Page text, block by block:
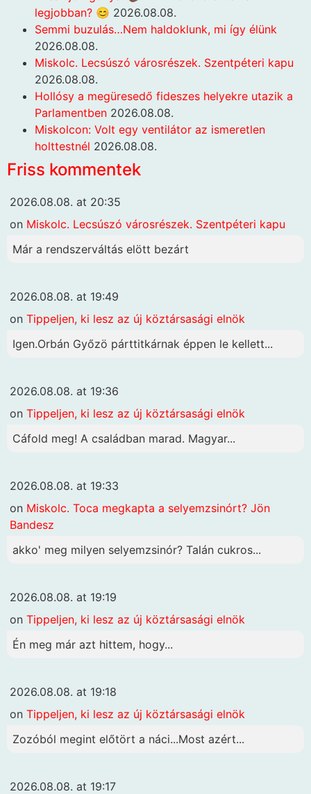
legjobban? 😊 2026.08.08.
Semmi buzulás…Nem haldoklunk, mi így élünk
2026.08.08.
Miskolc. Lecsúszó városrészek. Szentpéteri kapu
2026.08.08.
Hollósy a megüresedő fideszes helyekre utazik a
Parlamentben 2026.08.08.
Miskolcon: Volt egy ventilátor az ismeretlen
holttestnél 2026.08.08.
Friss kommentek
2026.08.08. at 20:35
on Miskolc. Lecsúszó városrészek. Szentpéteri kapu
Már a rendszerváltás elött bezárt
2026.08.08. at 19:49
on Tippeljen, ki lesz az új köztársasági elnök
Igen.Orbán Győzö párttitkárnak éppen le kellett...
2026.08.08. at 19:36
on Tippeljen, ki lesz az új köztársasági elnök
Cáfold meg! A családban marad. Magyar...
2026.08.08. at 19:33
on Miskolc. Toca megkapta a selyemzsinórt? Jön
Bandesz
akko' meg milyen selyemzsinór? Talán cukros...
2026.08.08. at 19:19
on Tippeljen, ki lesz az új köztársasági elnök
Én meg már azt hittem, hogy...
2026.08.08. at 19:18
on Tippeljen, ki lesz az új köztársasági elnök
Zozóból megint előtört a náci...Most azért...
2026.08.08. at 19:17